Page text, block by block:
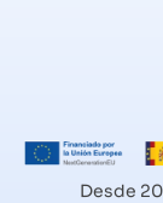
Desde